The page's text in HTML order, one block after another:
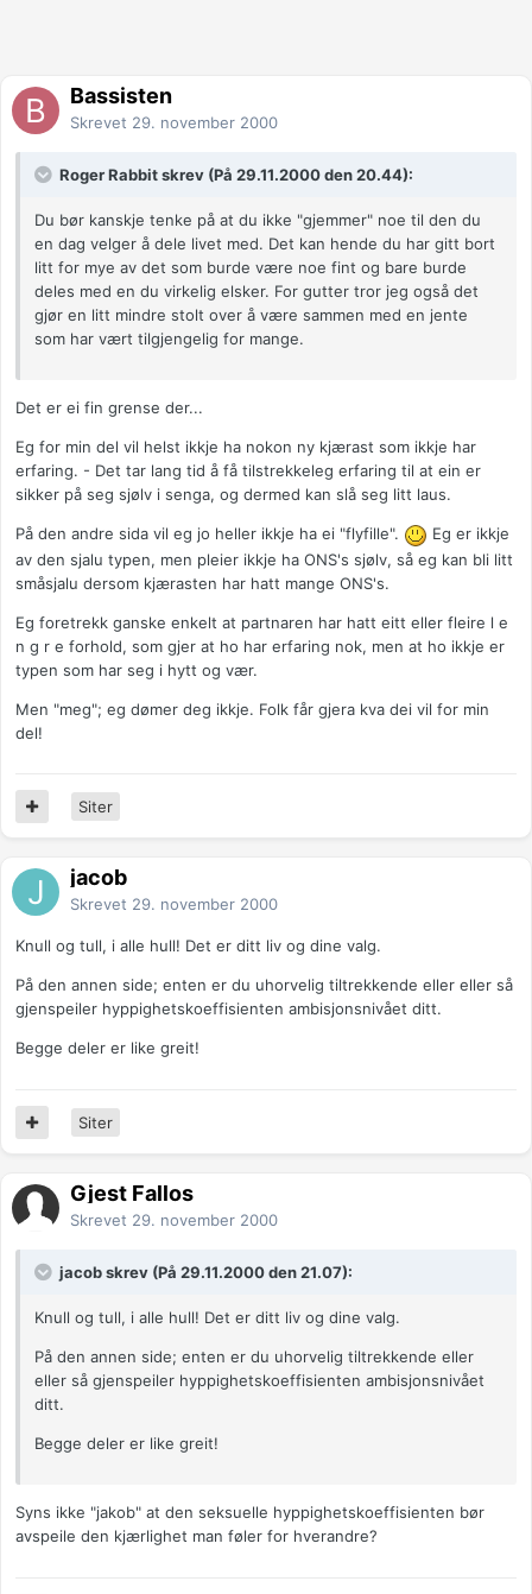
Bassisten
Skrevet 29. november 2000
Roger Rabbit skrev (På 29.11.2000 den 20.44):
Du bør kanskje tenke på at du ikke "gjemmer" noe til den du
en dag velger å dele livet med. Det kan hende du har gitt bort
litt for mye av det som burde være noe fint og bare burde
deles med en du virkelig elsker. For gutter tror jeg også det
gjør en litt mindre stolt over å være sammen med en jente
som har vært tilgjengelig for mange.
Det er ei fin grense der...
Eg for min del vil helst ikkje ha nokon ny kjærast som ikkje har
erfaring. - Det tar lang tid å få tilstrekkeleg erfaring til at ein er
sikker på seg sjølv i senga, og dermed kan slå seg litt laus.
På den andre sida vil eg jo heller ikkje ha ei "flyfille".
Eg er ikkje
av den sjalu typen, men pleier ikkje ha ONS's sjølv, så eg kan bli litt
småsjalu dersom kjærasten har hatt mange ONS's.
Eg foretrekk ganske enkelt at partnaren har hatt eitt eller fleire l e
n g r e forhold, som gjer at ho har erfaring nok, men at ho ikkje er
typen som har seg i hytt og vær.
Men "meg"; eg dømer deg ikkje. Folk får gjera kva dei vil for min
del!
Siter
jacob
Skrevet 29. november 2000
Knull og tull, i alle hull! Det er ditt liv og dine valg.
På den annen side; enten er du uhorvelig tiltrekkende eller eller så
gjenspeiler hyppighetskoeffisienten ambisjonsnivået ditt.
Begge deler er like greit!
Siter
Gjest Fallos
Skrevet 29. november 2000
jacob skrev (På 29.11.2000 den 21.07):
Knull og tull, i alle hull! Det er ditt liv og dine valg.
På den annen side; enten er du uhorvelig tiltrekkende eller
eller så gjenspeiler hyppighetskoeffisienten ambisjonsnivået
ditt.
Begge deler er like greit!
Syns ikke "jakob" at den seksuelle hyppighetskoeffisienten bør
avspeile den kjærlighet man føler for hverandre?